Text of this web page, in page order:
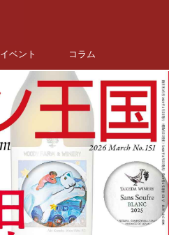
イベント コラム